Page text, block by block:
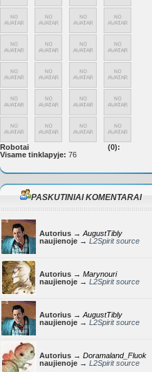
Robotai
(0):
Visame tinklapyje: 76
PASKUTINIAI KOMENTARAI
Autorius → AugustTibly
naujienoje → L2Spirit source
Autorius → Marynouri
naujienoje → L2Spirit source
Autorius → AugustTibly
naujienoje → L2Spirit source
Autorius → Doramaland_Fluok
naujienoje → L2Spirit source